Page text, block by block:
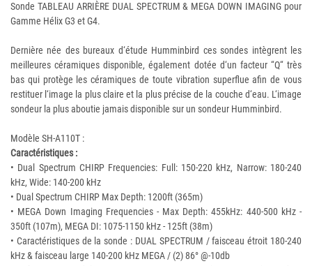
Sonde TABLEAU ARRIÈRE DUAL SPECTRUM & MEGA DOWN IMAGING pour
Gamme Hélix G3 et G4.
Dernière née des bureaux d‘étude Humminbird ces sondes intègrent les
meilleures céramiques disponible, également dotée d‘un facteur “Q“ très
bas qui protège les céramiques de toute vibration superflue afin de vous
restituer l‘image la plus claire et la plus précise de la couche d‘eau. L‘image
sondeur la plus aboutie jamais disponible sur un sondeur Humminbird.
Modèle SH-A110T :
Caractéristiques :
• Dual Spectrum CHIRP Frequencies: Full: 150-220 kHz, Narrow: 180-240
kHz, Wide: 140-200 kHz
• Dual Spectrum CHIRP Max Depth: 1200ft (365m)
• MEGA Down Imaging Frequencies - Max Depth: 455kHz: 440-500 kHz -
350ft (107m), MEGA DI: 1075-1150 kHz - 125ft (38m)
• Caractéristiques de la sonde : DUAL SPECTRUM / faisceau étroit 180-240
kHz & faisceau large 140-200 kHz MEGA / (2) 86° @-10db